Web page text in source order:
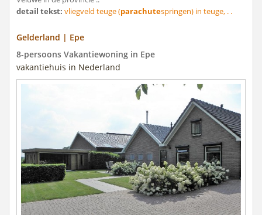
detail tekst: vliegveld teuge (parachutespringen) in teuge, . .
Gelderland | Epe
8-persoons Vakantiewoning in Epe
vakantiehuis in Nederland